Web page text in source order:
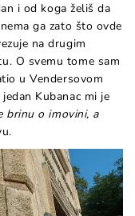
i od koga želiš da
ga zato što ovde
na drugim
O svemu tome sam
u Vendersovom
jedan Kubanac mi je
brinu o imovini, a